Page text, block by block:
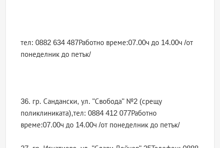
тел: 0882 634 487Работно време:07.00ч до 14.00ч /от
понеделник до петък/
36. гр. Сандански, ул. "Свобода" №2 (срещу
поликлиниката),тел: 0884 412 077Работно
време:07.00ч до 14.00ч /от понеделник до петък/